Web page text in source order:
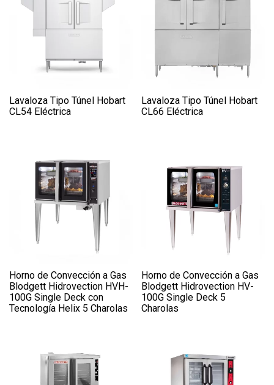
Lavaloza Tipo Túnel Hobart
CL54 Eléctrica
Lavaloza Tipo Túnel Hobart
CL66 Eléctrica
Horno de Convección a Gas
Blodgett Hidrovection HVH-
100G Single Deck con
Tecnología Helix 5 Charolas
Horno de Convección a Gas
Blodgett Hidrovection HV-
100G Single Deck 5
Charolas